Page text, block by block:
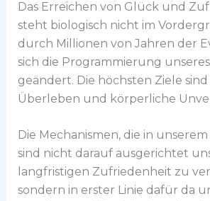
Das Erreichen von Glück und
steht biologisch nicht im
durch Millionen von Jahren der
sich die Programmierung
geändert. Die höchsten Ziele
Überleben und körperliche
Die Mechanismen, die in
sind nicht darauf ausgerichtet
langfristigen Zufriedenheit zu
sondern in erster Linie dafür da